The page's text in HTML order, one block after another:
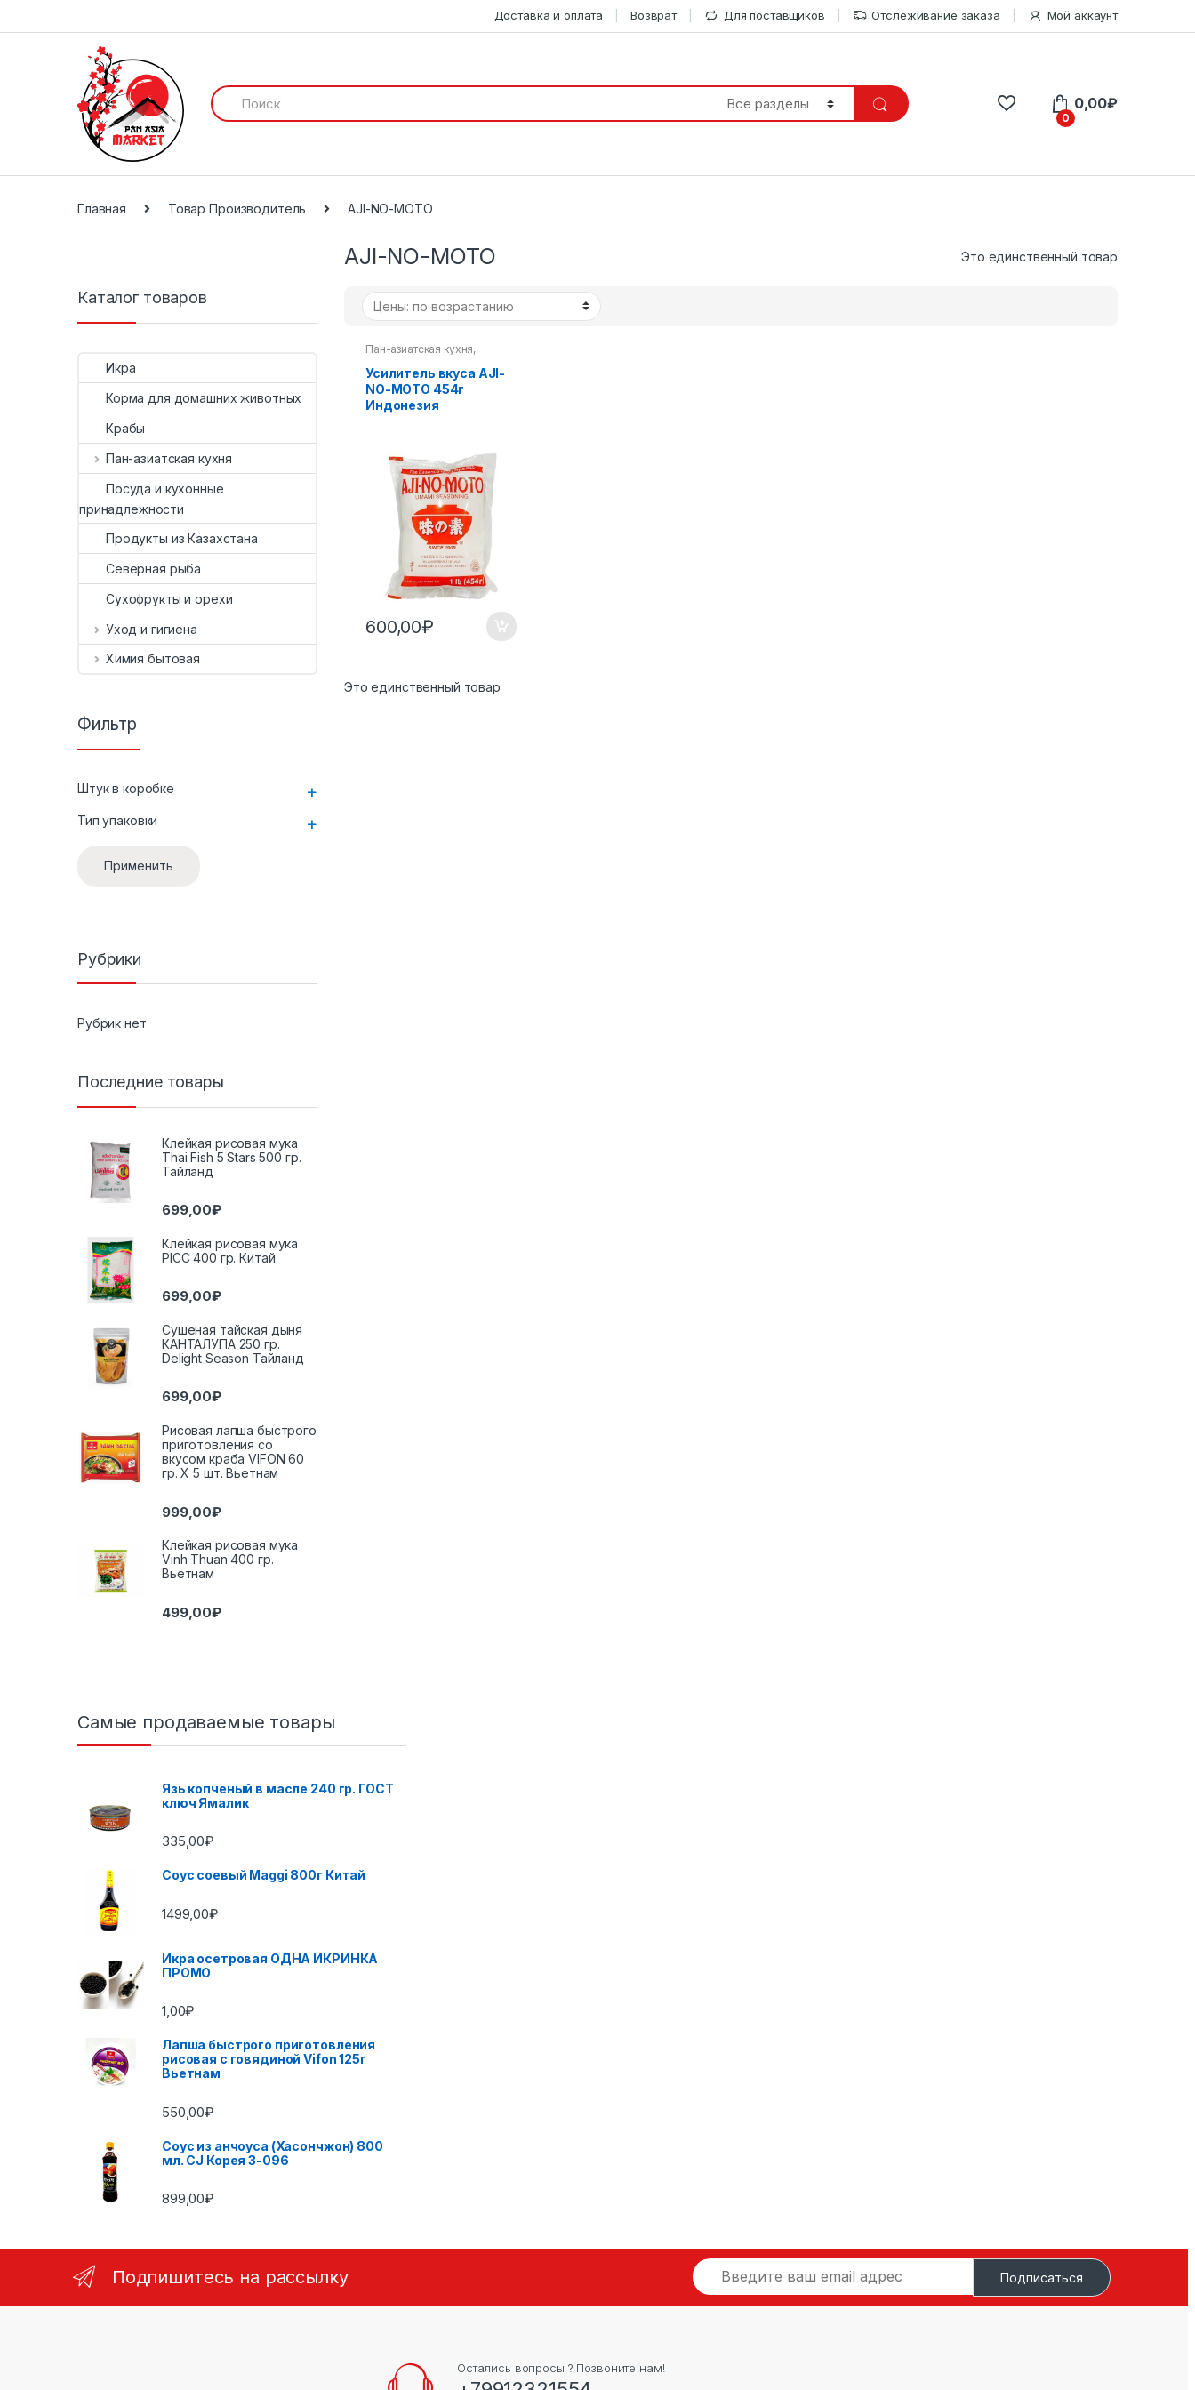
Доставка и оплата Возврат Для поставщиков Отслеживание заказа Мой аккаунт
И
с
ь
0
0,00₽
Главная Товар Производитель AJI-NO-MOTO
AJI-NO-MOTO Это единственный товар
Пан-азиатская кухня,
Усилитель вкуса AJI-
NO-MOTO 454г
Индонезия
600,00₽
Это единственный товар
Каталог товаров
Икра
Корма для домашних животных
Крабы
Пан-азиатская кухня
Посуда и кухонные
принадлежности
Продукты из Казахстана
Северная рыба
Сухофрукты и орехи
Уход и гигиена
Химия бытовая
Фильтр
Штук в коробке +
Тип упаковки +
Применить
Рубрики
Рубрик нет
Последние товары
Клейкая рисовая мука
Thai Fish 5 Stars 500 гр.
Тайланд
699,00₽
Клейкая рисовая мука
PICC 400 гр. Китай
699,00₽
Сушеная тайская дыня
КАНТАЛУПА 250 гр.
Delight Season Тайланд
699,00₽
Рисовая лапша быстрого
приготовления со
вкусом краба VIFON 60
гр. Х 5 шт. Вьетнам
999,00₽
Клейкая рисовая мука
Vinh Thuan 400 гр.
Вьетнам
499,00₽
Самые продаваемые товары
Язь копченый в масле 240 гр. ГОСТ
ключ Ямалик
335,00₽
Соус соевый Maggi 800г Китай
1499,00₽
Икра осетровая ОДНА ИКРИНКА
ПРОМО
1,00₽
Лапша быстрого приготовления
рисовая с говядиной Vifon 125г
Вьетнам
550,00₽
Соус из анчоуса (Хасончжон) 800
мл. CJ Корея 3-096
899,00₽
Подпишитесь на рассылку Подписаться
Остались вопросы ? Позвоните нам!